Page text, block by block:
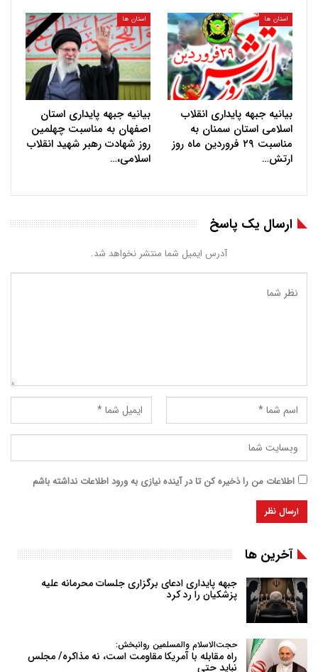
استان ها
بیانیه جبهه پایداری انقلاب
اسلامی استان سمنان به
مناسبت ۲۹ فروردین ماه روز
ارتش…
استان ها
بیانیه جبهه پایداری استان
اصفهان به مناسبت چهلمین
روز شهادت رهبر شهید انقلاب
اسلامی،…
ارسال یک پاسخ
آدرس ایمیل شما منتشر نخواهد شد.
اطلاعات من را ذخیره کن تا در آینده نیازی به ورود اطلاعات نداشته باشم
آخرین ها
جبهه پایداری ادعای برگزاری جلسات محرمانه علیه
پزشکیان را رد کرد
حجت‌الاسلام والمسلمین روانبخش:
راه مقابله با آمریکا مقاومت است، نه مذاکره/ مجلس
نباید حتی